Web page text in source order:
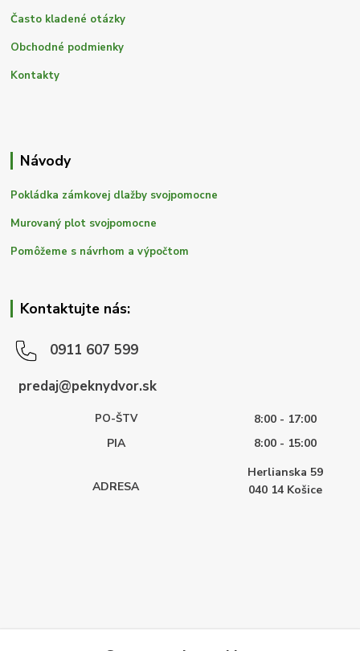
Často kladené otázky
Obchodné podmienky
Kontakty
Návody
Pokládka zámkovej dlažby svojpomocne
Murovaný plot svojpomocne
Pomôžeme s návrhom a výpočtom
Kontaktujte nás:
0911 607 599
predaj@peknydvor.sk
PO-ŠTV
8:00 - 17:00
PIA
8:00 - 15:00
ADRESA
Herlianska 59
040 14 Košice